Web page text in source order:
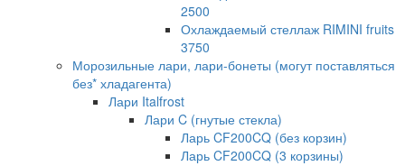
2500
Охлаждаемый стеллаж RIMINI fruits
3750
Морозильные лари, лари-бонеты (могут поставляться
без* хладагента)
Лари Italfrost
Лари C (гнутые стекла)
Ларь CF200CQ (без корзин)
Ларь CF200CQ (3 корзины)